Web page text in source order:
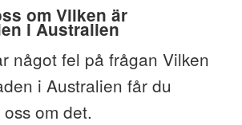
om Vilken är
i Australien
något fel på frågan Vilken
i Australien får du
om det.